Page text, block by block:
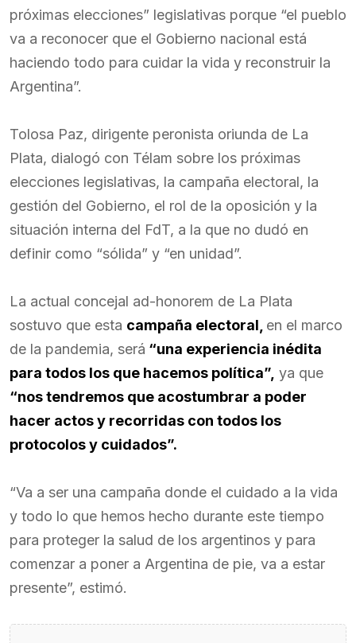
próximas elecciones” legislativas porque “el pueblo
va a reconocer que el Gobierno nacional está
haciendo todo para cuidar la vida y reconstruir la
Argentina”.
Tolosa Paz, dirigente peronista oriunda de La
Plata, dialogó con Télam sobre los próximas
elecciones legislativas, la campaña electoral, la
gestión del Gobierno, el rol de la oposición y la
situación interna del FdT, a la que no dudó en
definir como “sólida” y “en unidad”.
La actual concejal ad-honorem de La Plata
sostuvo que esta campaña electoral, en el marco
de la pandemia, será “una experiencia inédita
para todos los que hacemos política”, ya que
“nos tendremos que acostumbrar a poder
hacer actos y recorridas con todos los
protocolos y cuidados”.
“Va a ser una campaña donde el cuidado a la vida
y todo lo que hemos hecho durante este tiempo
para proteger la salud de los argentinos y para
comenzar a poner a Argentina de pie, va a estar
presente”, estimó.